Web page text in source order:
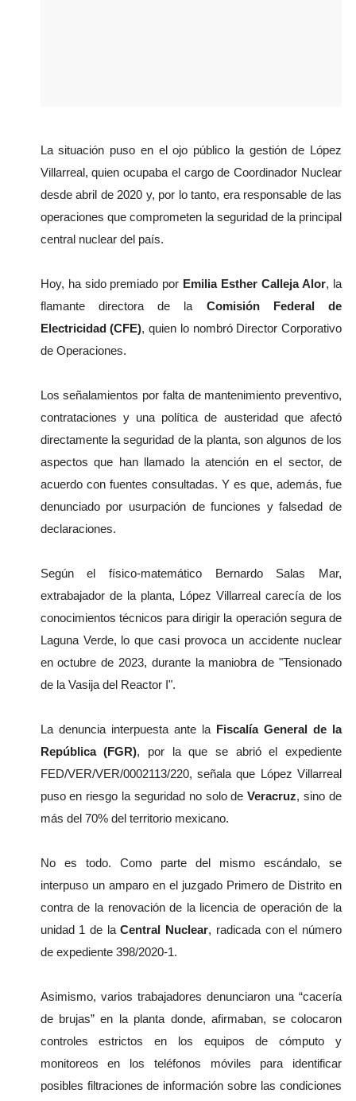
La situación puso en el ojo público la gestión de López
Villarreal, quien ocupaba el cargo de Coordinador Nuclear
desde abril de 2020 y, por lo tanto, era responsable de las
operaciones que comprometen la seguridad de la principal
central nuclear del país.
Hoy, ha sido premiado por Emilia Esther Calleja Alor, la
flamante directora de la Comisión Federal de
Electricidad (CFE), quien lo nombró Director Corporativo
de Operaciones.
Los señalamientos por falta de mantenimiento preventivo,
contrataciones y una política de austeridad que afectó
directamente la seguridad de la planta, son algunos de los
aspectos que han llamado la atención en el sector, de
acuerdo con fuentes consultadas. Y es que, además, fue
denunciado por usurpación de funciones y falsedad de
declaraciones.
Según el físico-matemático Bernardo Salas Mar,
extrabajador de la planta, López Villarreal carecía de los
conocimientos técnicos para dirigir la operación segura de
Laguna Verde, lo que casi provoca un accidente nuclear
en octubre de 2023, durante la maniobra de "Tensionado
de la Vasija del Reactor I".
La denuncia interpuesta ante la Fiscalía General de la
República (FGR), por la que se abrió el expediente
FED/VER/VER/0002113/220, señala que López Villarreal
puso en riesgo la seguridad no solo de Veracruz, sino de
más del 70% del territorio mexicano.
No es todo. Como parte del mismo escándalo, se
interpuso un amparo en el juzgado Primero de Distrito en
contra de la renovación de la licencia de operación de la
unidad 1 de la Central Nuclear, radicada con el número
de expediente 398/2020-1.
Asimismo, varios trabajadores denunciaron una “cacería
de brujas” en la planta donde, afirmaban, se colocaron
controles estrictos en los equipos de cómputo y
monitoreos en los teléfonos móviles para identificar
posibles filtraciones de información sobre las condiciones